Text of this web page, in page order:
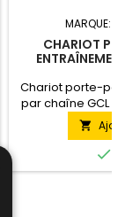
MARQUE:
CHARIOT
Chariot porte-
par chaîne GCL
montage des
transformation
à une fixation
conçu pour

